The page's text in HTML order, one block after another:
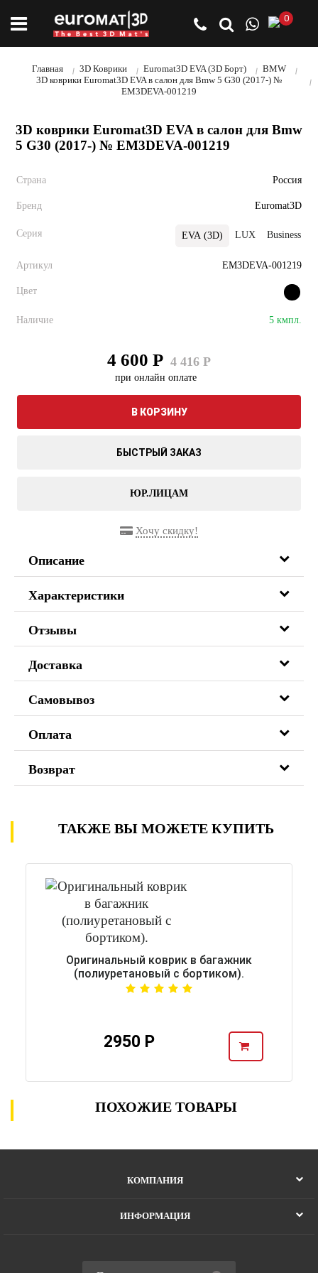
0
Главная 3D Коврики Euromat3D EVA (3D Борт)
BMW
3D коврики Euromat3D EVA в салон для Bmw 5 G30 (2017-) №
EM3DEVA-001219
3D коврики Euromat3D EVA в салон для Bmw
5 G30 (2017-) № EM3DEVA-001219
Страна Россия
Бренд Euromat3D
Серия EVA (3D) LUX Business
Артикул EM3DEVA-001219
Цвет
Наличие 5 кмпл.
4 600 Р 4 416 Р
при онлайн оплате
В КОРЗИНУ
БЫСТРЫЙ ЗАКАЗ
ЮР.ЛИЦАМ
Хочу скидку!
Описание
Характеристики
Отзывы
Доставка
Самовывоз
Оплата
Возврат
ТАКЖЕ ВЫ МОЖЕТЕ КУПИТЬ
Оригинальный коврик в багажник
(полиуретановый с бортиком).
2950 Р
ПОХОЖИЕ ТОВАРЫ
КОМПАНИЯ
ИНФОРМАЦИЯ